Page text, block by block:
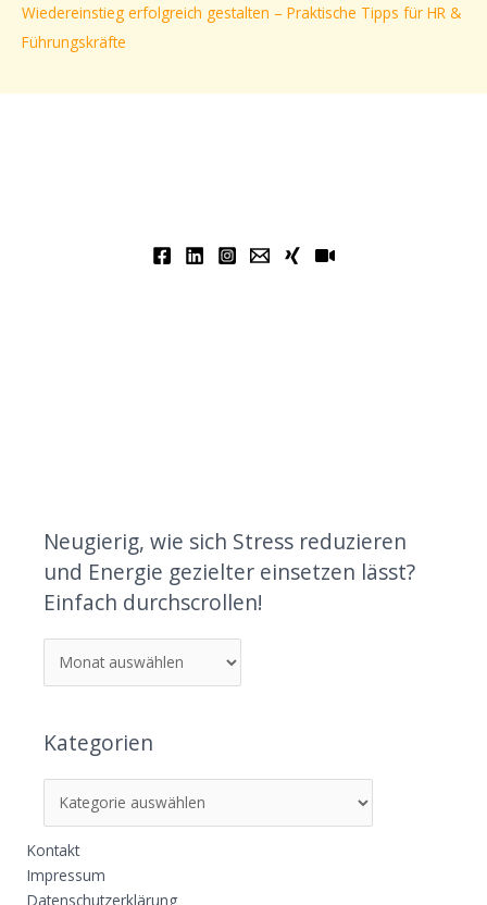
Wiedereinstieg erfolgreich gestalten – Praktische Tipps für HR &
Führungskräfte
Neugierig, wie sich Stress reduzieren
und Energie gezielter einsetzen lässt?
Einfach durchscrollen!
Kategorien
Kontakt
Impressum
Datenschutzerklärung